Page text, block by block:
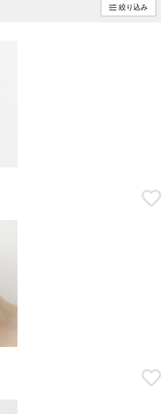
絞り込み